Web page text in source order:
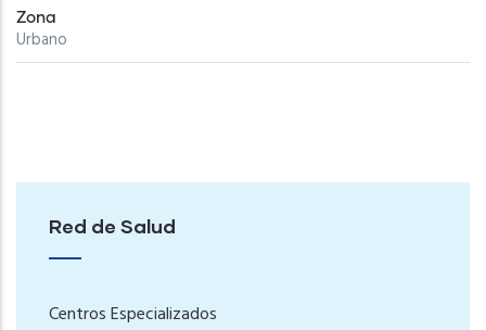
Zona
Urbano
Red de Salud
Centros Especializados